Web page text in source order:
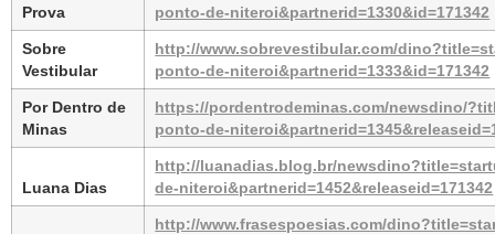
Prova
ponto-de-niteroi&partnerid=1330&id=171342
Sobre
Vestibular
http://www.sobrevestibular.com/
ponto-de-niteroi&partnerid=1333&id=171342
Por Dentro de
Minas
https://pordentrodeminas.com/newsdino/
ponto-de-
Luana Dias
http://luanadias.blog.br/
de-niteroi&partnerid=1452&releaseid=171342
http://www.frasespoesias.com/